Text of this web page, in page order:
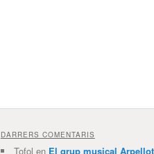
DARRERS COMENTARIS
Tofol en El grup musical